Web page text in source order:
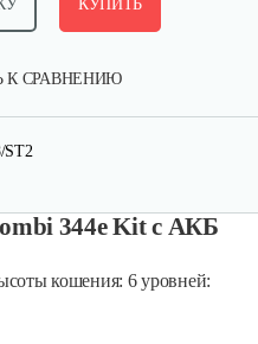
К СРАВНЕНИЮ
КУПИТЬ
ST2
344e Kit с АКБ
кошения: 6 уровней: